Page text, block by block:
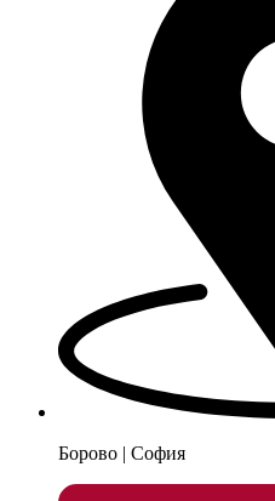
Борово | София